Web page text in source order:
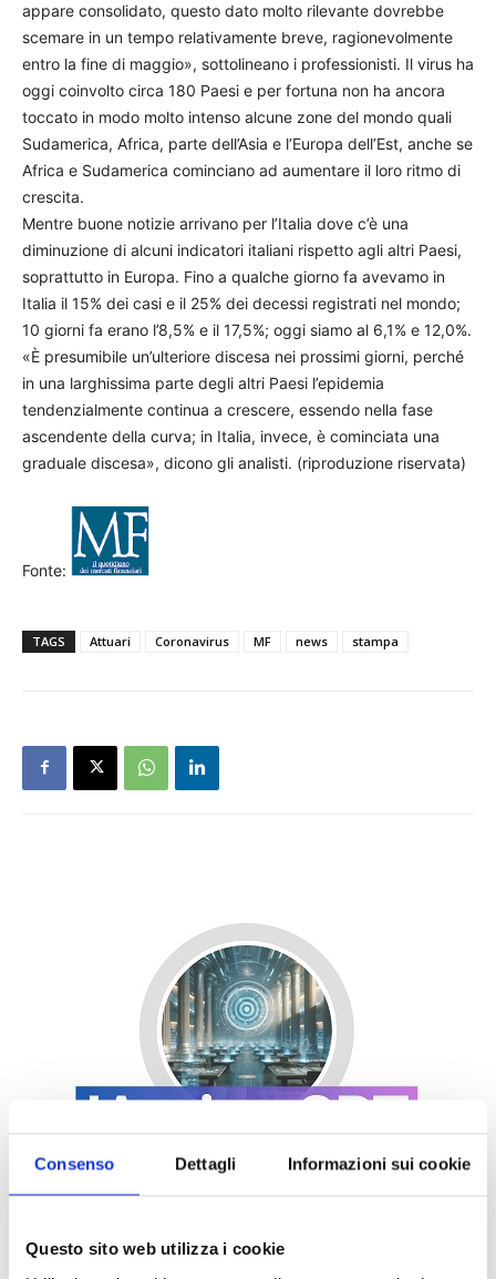
Consenso Dettagli Informazioni sui cookie
Questo sito web utilizza i cookie
appare consolidato, questo dato molto rilevante dovrebbe
scemare in un tempo relativamente breve, ragionevolmente
entro la fine di maggio», sottolineano i professionisti. Il virus ha
oggi coinvolto circa 180 Paesi e per fortuna non ha ancora
toccato in modo molto intenso alcune zone del mondo quali
Sudamerica, Africa, parte dell’Asia e l’Europa dell’Est, anche se
Africa e Sudamerica cominciano ad aumentare il loro ritmo di
crescita.
Mentre buone notizie arrivano per l’Italia dove c’è una
diminuzione di alcuni indicatori italiani rispetto agli altri Paesi,
soprattutto in Europa. Fino a qualche giorno fa avevamo in
Italia il 15% dei casi e il 25% dei decessi registrati nel mondo;
10 giorni fa erano l’8,5% e il 17,5%; oggi siamo al 6,1% e 12,0%.
«È presumibile un’ulteriore discesa nei prossimi giorni, perché
in una larghissima parte degli altri Paesi l’epidemia
tendenzialmente continua a crescere, essendo nella fase
ascendente della curva; in Italia, invece, è cominciata una
graduale discesa», dicono gli analisti. (riproduzione riservata)
Fonte:
TAGS Attuari Coronavirus MF news stampa